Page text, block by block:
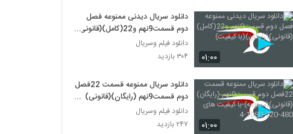
۰۱:۰۰
دانلود سریال دیدنی ممنوعه فصل
دوم قسمت9نهم و22(کامل)(قانونی)
(رایگان)(با کیفیت)
دانلود فیلم وسریال
۳۰۴ بازدید
۰۱:۰۰
دانلود سریال ممنوعه قسمت 22فصل
دوم قسمت9نهم (رایگان)(قانونی)
1080-4
دانلود فیلم وسریال
۲۴۷ بازدید